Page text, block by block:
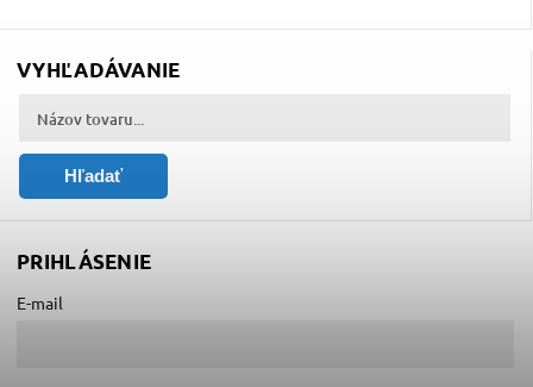
VYHĽADÁVANIE
Hľadať
PRIHLÁSENIE
E-mail